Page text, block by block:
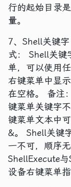
行的起始目录
量。
7、Shell关键
式： Shell关键
单，可以使用
右键菜单中显
在空格。 备注
键菜单关键字
键菜单文本中
&。 Shell关键
一不可，顺序
ShellExecute
设备右键菜单指